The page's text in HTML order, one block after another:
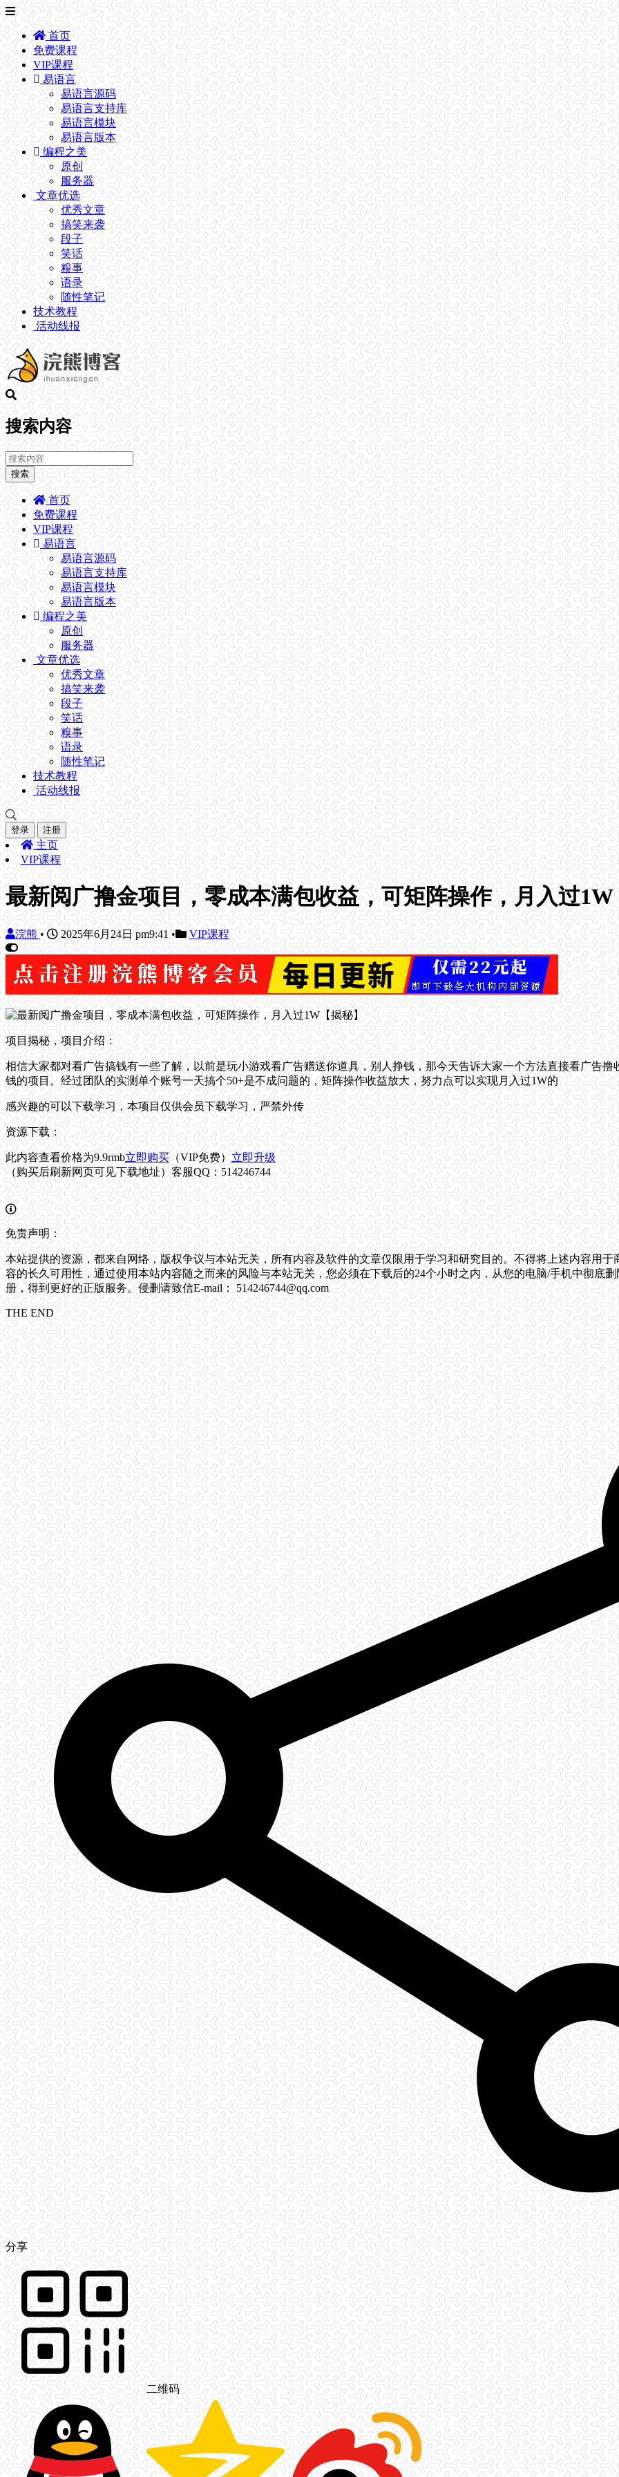
首页
免费课程
VIP课程
易语言
易语言源码
易语言支持库
易语言模块
易语言版本
编程之美
原创
服务器
文章优选
优秀文章
搞笑来袭
段子
笑话
糗事
语录
随性笔记
技术教程
活动线报
搜索内容
搜索
首页
免费课程
VIP课程
易语言
易语言源码
易语言支持库
易语言模块
易语言版本
编程之美
原创
服务器
文章优选
优秀文章
搞笑来袭
段子
笑话
糗事
语录
随性笔记
技术教程
活动线报
登录 注册
主页
VIP课程
最新阅广撸金项目，零成本满包收益，可矩阵操作，月入过
浣熊 • 2025年6月24日 pm9:41• VIP课程
项目揭秘，项目介绍：
相信大家都对看广告搞钱有一些了解，以前是玩小游戏看广告赠送你道具，别人挣钱，那今天告诉大家一个方法直接看广告
钱的项目。经过团队的实测单个账号一天搞个50+是不成问题的，矩阵操作收益放大，努力点可以实现月入过1W的
感兴趣的可以下载学习，本项目仅供会员下载学习，严禁外传
资源下载：
此内容查看价格为9.9rmb立即购买（VIP免费） 立即升级
（购买后刷新网页可见下载地址）客服QQ：514246744
免责声明：
本站提供的资源，都来自网络，版权争议与本站无关，所有内容及软件的文章仅限用于学习和研究目的。不得将上述内容用
容的长久可用性，通过使用本站内容随之而来的风险与本站无关，您必须在下载后的24个小时之内，从您的电脑/手机中彻底
册，得到更好的正版服务。侵删请致信E-mail： 514246744@qq.com
THE END
分享
二维码